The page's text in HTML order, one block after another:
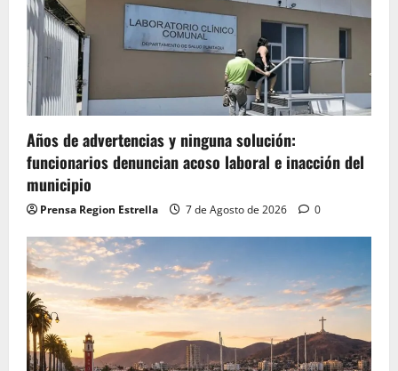
Años de advertencias y ninguna solución:
funcionarios denuncian acoso laboral e inacción del
municipio
Prensa Region Estrella 7 de Agosto de 2026 0